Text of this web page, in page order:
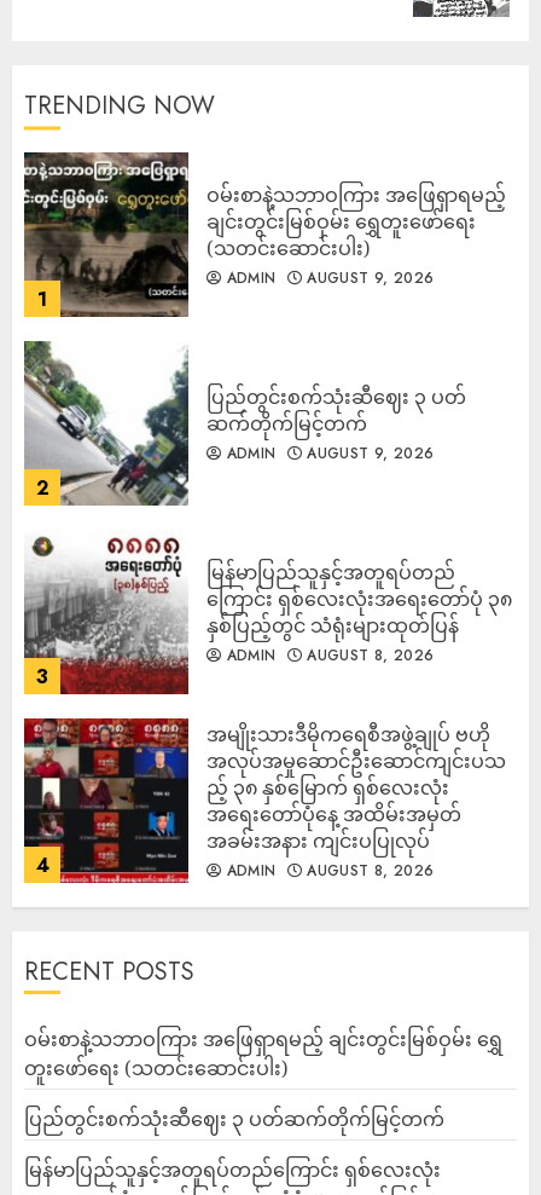
TRENDING NOW
1
ဝမ်းစာနဲ့သဘာဝကြား အဖြေရှာရမည့်
ချင်းတွင်းမြစ်ဝှမ်း ရွှေတူးဖော်ရေး
(သတင်းဆောင်းပါး)
ADMIN AUGUST 9, 2026
2
ပြည်တွင်းစက်သုံးဆီဈေး ၃ ပတ်
ဆက်တိုက်မြင့်တက်
ADMIN AUGUST 9, 2026
3
မြန်မာပြည်သူနှင့်အတူရပ်တည်
ကြောင်း ရှစ်လေးလုံးအရေးတော်ပုံ ၃၈
နှစ်ပြည့်တွင် သံရုံးများထုတ်ပြန်
ADMIN AUGUST 8, 2026
4
အမျိုးသားဒီမိုကရေစီအဖွဲ့ချုပ် ဗဟို
အလုပ်အမှုဆောင်ဦးဆောင်ကျင်းပသ
ည့် ၃၈ နှစ်မြောက် ရှစ်လေးလုံး
အရေးတော်ပုံနေ့ အထိမ်းအမှတ်
အခမ်းအနား ကျင်းပပြုလုပ်
ADMIN AUGUST 8, 2026
RECENT POSTS
ဝမ်းစာနဲ့သဘာဝကြား အဖြေရှာရမည့် ချင်းတွင်းမြစ်ဝှမ်း ရွှေ
တူးဖော်ရေး (သတင်းဆောင်းပါး)
ပြည်တွင်းစက်သုံးဆီဈေး ၃ ပတ်ဆက်တိုက်မြင့်တက်
မြန်မာပြည်သူနှင့်အတူရပ်တည်ကြောင်း ရှစ်လေးလုံး